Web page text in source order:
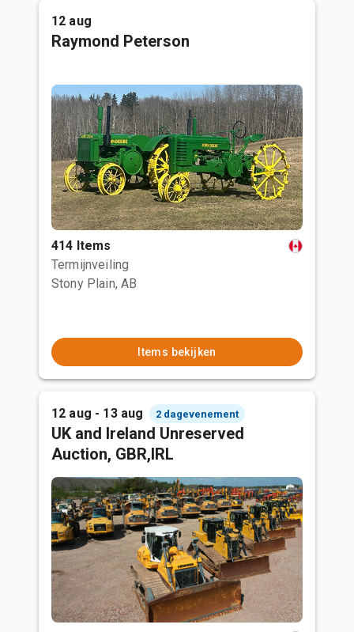
12 aug
Raymond Peterson
414 Items
Termijnveiling
Stony Plain, AB
Items bekijken
12 aug - 13 aug 2 dagevenement
UK and Ireland Unreserved
Auction, GBR,IRL